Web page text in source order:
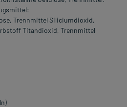
Trennmittel Siliciumdioxid,
Titandioxid, Trennmittel